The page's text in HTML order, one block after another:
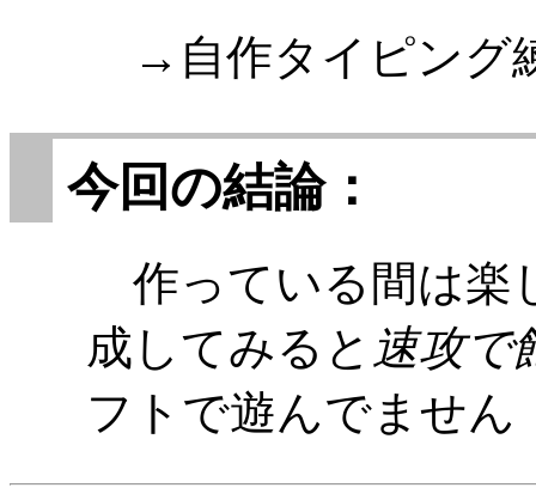
→自作タイピング
今回の結論：
作っている間は楽
成してみると 速攻で
フトで遊んでません